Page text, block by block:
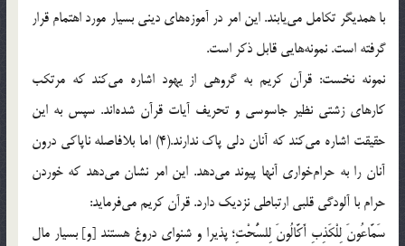
با همدیگر تکامل می‌یابند. این امر در آموزه‌های دینی بسیار مورد اهتمام قرار
گرفته است. نمونه‌هایی قابل ذکر است.
نمونه نخست: قرآن کریم به گروهی از یهود اشاره می‌کند که مرتکب
کارهای زشتی نظیر جاسوسی و تحریف آیات قرآن شده‌اند. سپس به این
حقیقت اشاره می‌کند که آنان دلی پاک ندارند.(4) اما بلافاصله ناپاکی درون
آنان را به حرام‌خواری آنها پیوند می‌دهد. این امر نشان می‌دهد که خوردن
حرام با آلودگی قلبی ارتباطی نزدیک دارد. قرآن کریم می‌فرماید:
سَمَّاعُونَ لِلْکَذِبِ أَکَّالُونَ لِلسُّحْتِ؛ پذیرا و شنواى دروغ هستند [و] بسیار مال